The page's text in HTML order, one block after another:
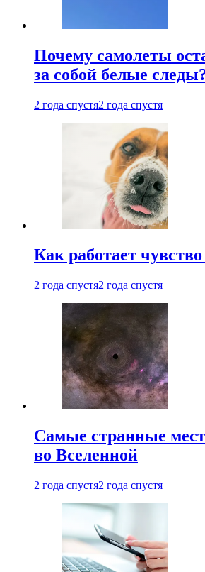
Почему самолеты
за собой белые
2 года спустя2 года спустя
Как работает
2 года спустя2 года спустя
Самые странные
во Вселенной
2 года спустя2 года спустя